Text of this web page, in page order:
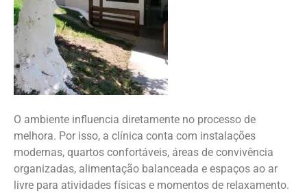
O ambiente influencia diretamente no processo de
melhora. Por isso, a clínica conta com instalações
modernas, quartos confortáveis, áreas de convivência
organizadas, alimentação balanceada e espaços ao ar
livre para atividades físicas e momentos de relaxamento.